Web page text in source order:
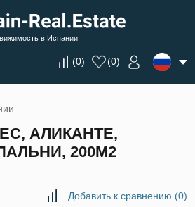
в Испании
(0) (0)
АЛИКАНТЕ,
200М2
Добавить к сравнению (0)